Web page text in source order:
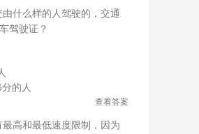
什么样的人驾驶的，交通
驾驶证？
的人
查看答案
高和最低速度限制，因为